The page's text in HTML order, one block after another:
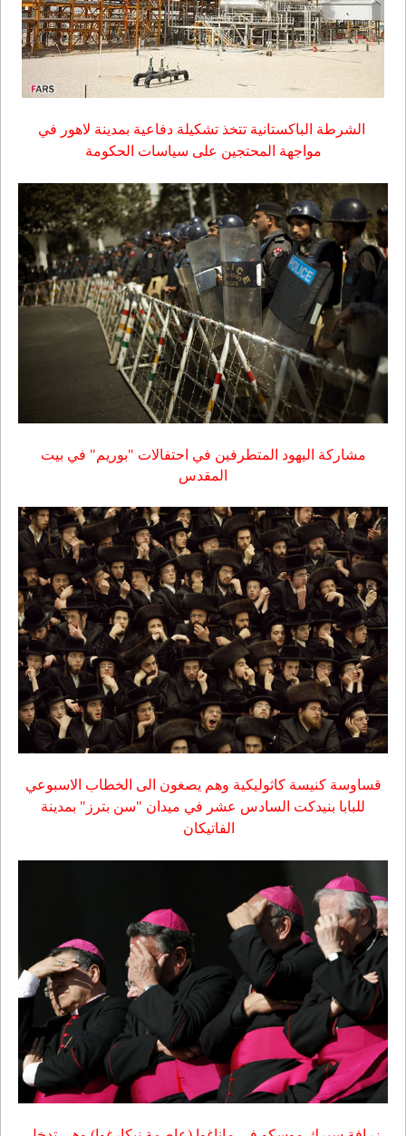
الشرطة الباكستانية تتخذ تشكيلة دفاعية بمدينة لاهور في
مواجهة المحتجين على سياسات الحكومة
مشارکة اليهود المتطرفين في احتفالات "بوريم" في بيت
المقدس
قساوسة كنيسة كاثوليكية وهم يصغون الى الخطاب الاسبوعي
للبابا بنيدكت السادس عشر في ميدان "سن بترز" بمدينة
الفاتيكان